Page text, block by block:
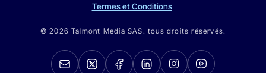
Termes et Conditions
© 2026 Talmont Media SAS. tous droits réservés.